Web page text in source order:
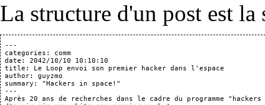
La structure d'un post est la
---
categories: comm
date: 2042/10/10 10:10:10
title: Le Loop envoi son premier hacker dans l'espace
author: guyzmo
summary: "Hackers in space!"
---
Après 20 ans de recherches dans le cadre du programme